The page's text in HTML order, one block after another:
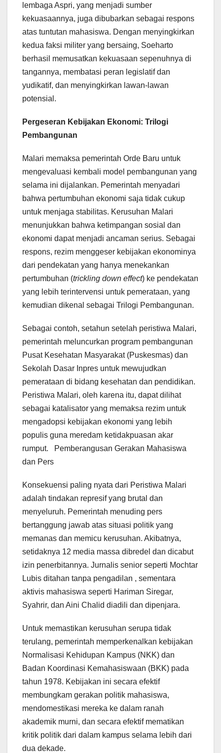
lembaga Aspri, yang menjadi sumber
kekuasaannya, juga dibubarkan sebagai respons
atas tuntutan mahasiswa. Dengan menyingkirkan
kedua faksi militer yang bersaing, Soeharto
berhasil memusatkan kekuasaan sepenuhnya di
tangannya, membatasi peran legislatif dan
yudikatif, dan menyingkirkan lawan-lawan
potensial.
Pergeseran Kebijakan Ekonomi: Trilogi
Pembangunan
Malari memaksa pemerintah Orde Baru untuk
mengevaluasi kembali model pembangunan yang
selama ini dijalankan. Pemerintah menyadari
bahwa pertumbuhan ekonomi saja tidak cukup
untuk menjaga stabilitas. Kerusuhan Malari
menunjukkan bahwa ketimpangan sosial dan
ekonomi dapat menjadi ancaman serius. Sebagai
respons, rezim menggeser kebijakan ekonominya
dari pendekatan yang hanya menekankan
pertumbuhan (trickling down effect) ke pendekatan
yang lebih terintervensi untuk pemerataan, yang
kemudian dikenal sebagai Trilogi Pembangunan.
Sebagai contoh, setahun setelah peristiwa Malari,
pemerintah meluncurkan program pembangunan
Pusat Kesehatan Masyarakat (Puskesmas) dan
Sekolah Dasar Inpres untuk mewujudkan
pemerataan di bidang kesehatan dan pendidikan.
Peristiwa Malari, oleh karena itu, dapat dilihat
sebagai katalisator yang memaksa rezim untuk
mengadopsi kebijakan ekonomi yang lebih
populis guna meredam ketidakpuasan akar
rumput. Pemberangusan Gerakan Mahasiswa
dan Pers
Konsekuensi paling nyata dari Peristiwa Malari
adalah tindakan represif yang brutal dan
menyeluruh. Pemerintah menuding pers
bertanggung jawab atas situasi politik yang
memanas dan memicu kerusuhan. Akibatnya,
setidaknya 12 media massa dibredel dan dicabut
izin penerbitannya. Jurnalis senior seperti Mochtar
Lubis ditahan tanpa pengadilan , sementara
aktivis mahasiswa seperti Hariman Siregar,
Syahrir, dan Aini Chalid diadili dan dipenjara.
Untuk memastikan kerusuhan serupa tidak
terulang, pemerintah memperkenalkan kebijakan
Normalisasi Kehidupan Kampus (NKK) dan
Badan Koordinasi Kemahasiswaan (BKK) pada
tahun 1978. Kebijakan ini secara efektif
membungkam gerakan politik mahasiswa,
mendomestikasi mereka ke dalam ranah
akademik murni, dan secara efektif mematikan
kritik politik dari dalam kampus selama lebih dari
dua dekade.